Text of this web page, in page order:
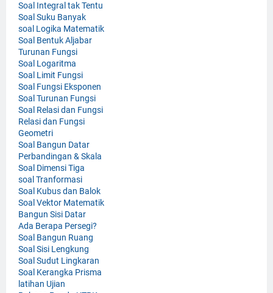
Soal Integral tak Tentu
Soal Suku Banyak
soal Logika Matematik
Soal Bentuk Aljabar
Turunan Fungsi
Soal Logaritma
Soal Limit Fungsi
Soal Fungsi Eksponen
Soal Turunan Fungsi
Soal Relasi dan Fungsi
Relasi dan Fungsi
Geometri
Soal Bangun Datar
Perbandingan & Skala
Soal Dimensi Tiga
soal Tranformasi
Soal Kubus dan Balok
Soal Vektor Matematik
Bangun Sisi Datar
Ada Berapa Persegi?
Soal Bangun Ruang
Soal Sisi Lengkung
Soal Sudut Lingkaran
Soal Kerangka Prisma
latihan Ujian